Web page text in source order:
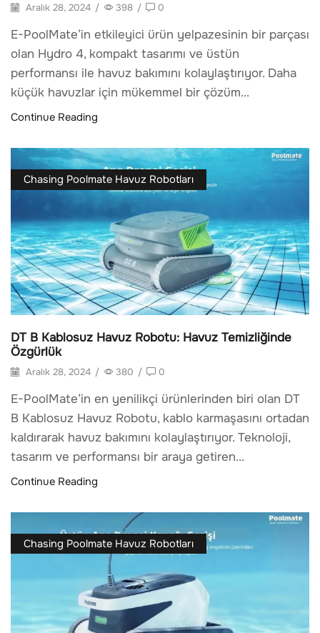
Aralık 28, 2024 / 398 / 0
E-PoolMate’in etkileyici ürün yelpazesinin bir parçası
olan Hydro 4, kompakt tasarımı ve üstün
performansı ile havuz bakımını kolaylaştırıyor. Daha
küçük havuzlar için mükemmel bir çözüm...
Continue Reading
Chasing Poolmate Havuz Robotları
DT B Kablosuz Havuz Robotu: Havuz Temizliğinde
Özgürlük
Aralık 28, 2024 / 380 / 0
E-PoolMate’in en yenilikçi ürünlerinden biri olan DT
B Kablosuz Havuz Robotu, kablo karmaşasını ortadan
kaldırarak havuz bakımını kolaylaştırıyor. Teknoloji,
tasarım ve performansı bir araya getiren...
Continue Reading
Chasing Poolmate Havuz Robotları